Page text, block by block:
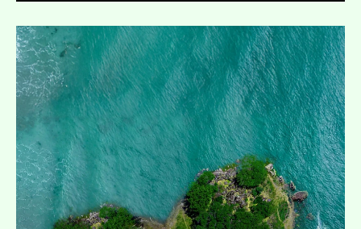
Ausklappen